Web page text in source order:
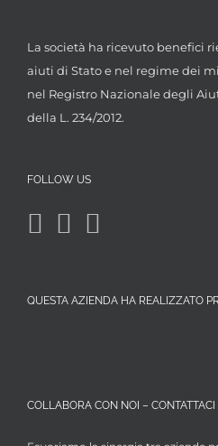
La società ha ricevuto benefici
aiuti di Stato e nel regime dei
nel Registro Nazionale degli
della L. 234/2012.
FOLLOW US
QUESTA AZIENDA HA REALIZZATO
COLLABORA CON NOI – CONTATTACI